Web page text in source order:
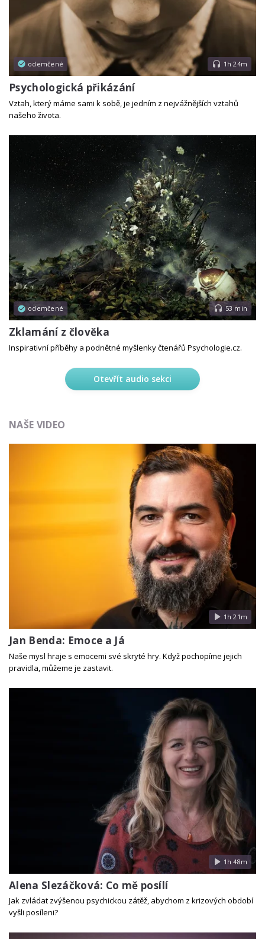
odemčené 1h 24m
Psychologická přikázání
Vztah, který máme sami k sobě, je jedním z nejvážnějších vztahů
našeho života.
odemčené 53 min
Zklamání z člověka
Inspirativní příběhy a podnětné myšlenky čtenářů Psychologie.cz.
Otevřít audio sekci
NAŠE VIDEO
1h 21m
Jan Benda: Emoce a Já
Naše mysl hraje s emocemi své skryté hry. Když pochopíme jejich
pravidla, můžeme je zastavit.
1h 48m
Alena Slezáčková: Co mě posílí
Jak zvládat zvýšenou psychickou zátěž, abychom z krizových období
vyšli posíleni?